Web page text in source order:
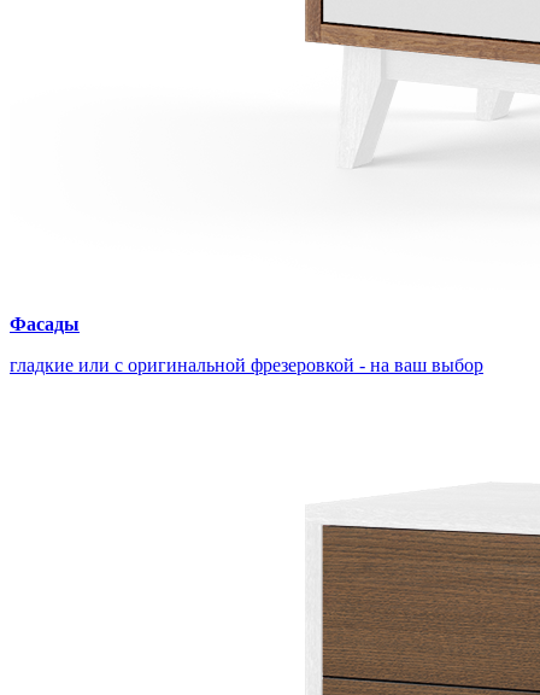
Фасады
гладкие или с оригинальной фрезеровкой - на ваш выбор